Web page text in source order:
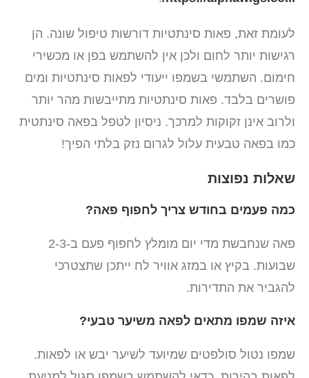
לעומת זאת, פאות סינתטיות דורשות טיפול שונה. הן
רגישות יותר לחום ולכן אין להשתמש בפן או מכשירי
חימום. השתמשי בשמפו ייעודי לפאות סינתטיות ומים
פושרים בלבד. פאות סינתטיות מתייבשות מהר יותר
ולרוב אינן זקוקות למרכך. ניסיון לטפל בפאה סינתטית
כמו בפאה טבעית עלול לגרום נזק בלתי הפיך!
שאלות נפוצות
כמה פעמים בחודש צריך לחפוף פאה?
פאה שנחבשת מדי יום מומלץ לחפוף פעם ב-2-3
שבועות. בקיץ או במזג אוויר לח ייתכן שתצטרכי
להגביר את התדירות.
איזה שמפו מתאים לפאה משיער טבעי?
שמפו נטול סולפטים שמיועד לשיער יבש או לפאות.